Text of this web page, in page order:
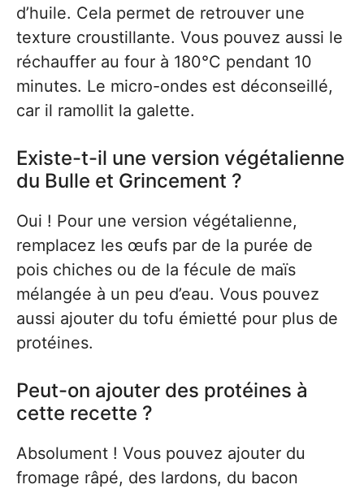
d’huile. Cela permet de retrouver une
texture croustillante. Vous pouvez aussi le
réchauffer au four à 180°C pendant 10
minutes. Le micro-ondes est déconseillé,
car il ramollit la galette.
Existe-t-il une version végétalienne
du Bulle et Grincement ?
Oui ! Pour une version végétalienne,
remplacez les œufs par de la purée de
pois chiches ou de la fécule de maïs
mélangée à un peu d’eau. Vous pouvez
aussi ajouter du tofu émietté pour plus de
protéines.
Peut-on ajouter des protéines à
cette recette ?
Absolument ! Vous pouvez ajouter du
fromage râpé, des lardons, du bacon